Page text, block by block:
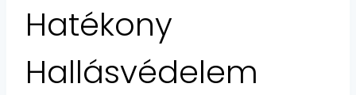
Hatékony
Hallásvédelem